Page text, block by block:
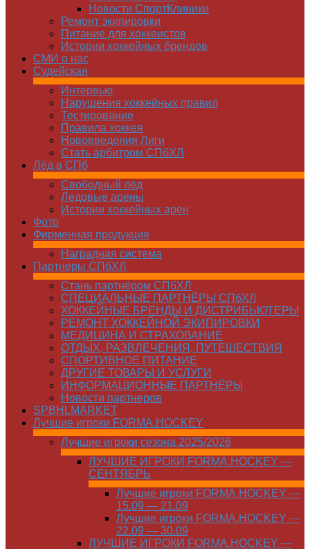
Новости СпортКлиники
Ремонт экипировки
Питание для хоккеистов
Истории хоккейных брендов
СМИ о нас
Судейская
Интервью
Нарушения хоккейных правил
Тестирование
Правила хоккея
Нововведения Лиги
Стать арбитром СПбХЛ
Лёд в СПб
Свободный лёд
Ледовые арены
Истории хоккейных арен
Фото
Фирменная продукция
Наградная система
Партнеры СПбХЛ
Стань партнёром СПбХЛ
СПЕЦИАЛЬНЫЕ ПАРТНЁРЫ СПбХЛ
ХОККЕЙНЫЕ БРЕНДЫ И ДИСТРИБЬЮТЕРЫ
РЕМОНТ ХОККЕЙНОЙ ЭКИПИРОВКИ
МЕДИЦИНА И СТРАХОВАНИЕ
ОТДЫХ, РАЗВЛЕЧЕНИЯ, ПУТЕШЕСТВИЯ
СПОРТИВНОЕ ПИТАНИЕ
ДРУГИЕ ТОВАРЫ И УСЛУГИ
ИНФОРМАЦИОННЫЕ ПАРТНЁРЫ
Новости партнеров
SPBHLMARKET
Лучшие игроки FORMA.HOCKEY
Лучшие игроки сезона 2025/2026
ЛУЧШИЕ ИГРОКИ FORMA.HOCKEY —
СЕНТЯБРЬ
Лучшие игроки FORMA.HOCKEY —
15.09 — 21.09
Лучшие игроки FORMA.HOCKEY —
22.09 — 30.09
ЛУЧШИЕ ИГРОКИ FORMA.HOCKEY —